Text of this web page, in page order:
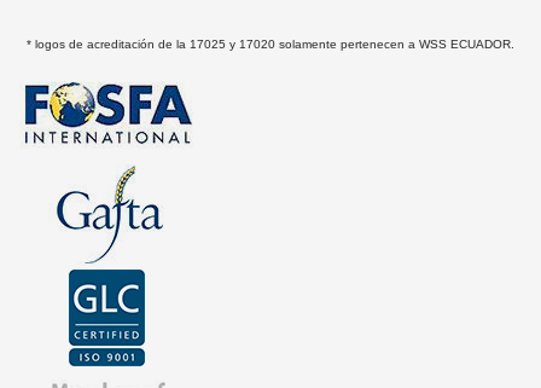
* logos de acreditación de la 17025 y 17020 solamente pertenecen a WSS ECUADOR.